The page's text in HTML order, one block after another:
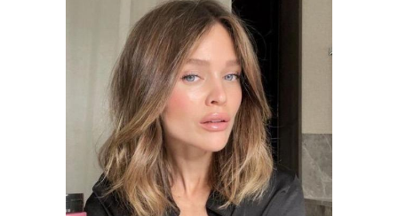
Многослойный а-боб Объемные стрижки
Стрижки на средние
волосы
Женская стрижка
Стрижка на средние
Стрижки для полного